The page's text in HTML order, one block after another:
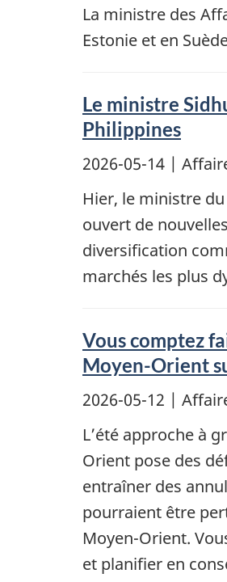
La ministre des
Estonie et en
Le ministre
Philippines
2026-05-14 |
Hier, le ministre
ouvert de
diversification
marchés les plus
Vous comptez
Moyen-Orient
2026-05-12 |
L’été approche à
Orient pose des
entraîner des
pourraient être
Moyen-Orient.
et planifier en